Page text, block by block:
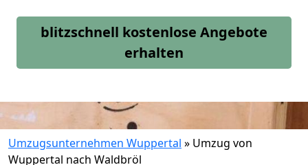
blitzschnell kostenlose Angebote
erhalten
Umzugsunternehmen Wuppertal » Umzug von
Wuppertal nach Waldbröl